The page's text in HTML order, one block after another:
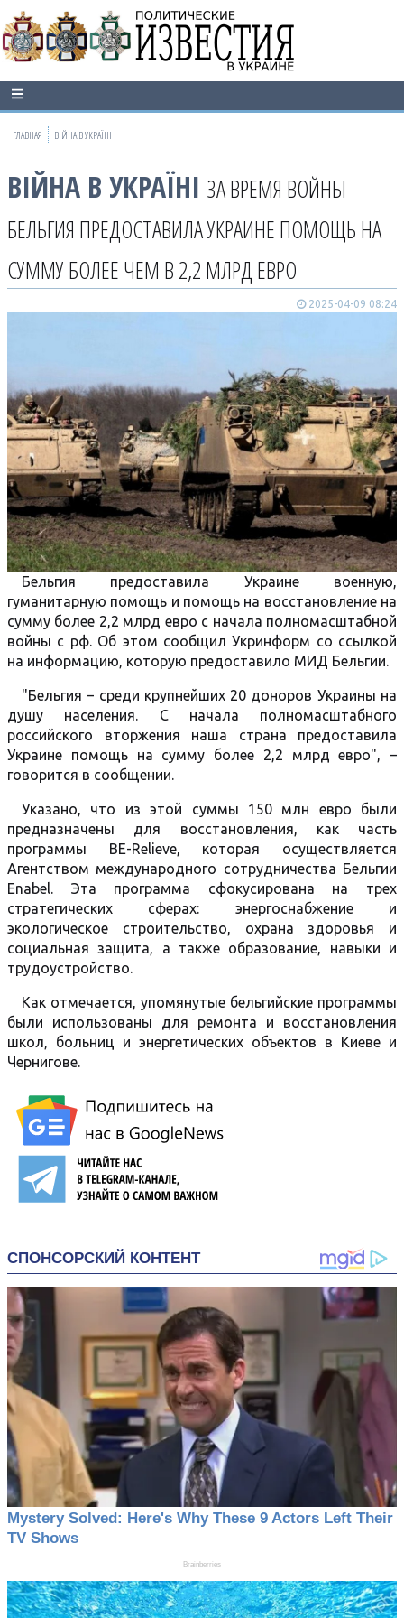
ГЛАВНАЯ ВІЙНА В УКРАЇНІ
ВІЙНА В УКРАЇНІ ЗА ВРЕМЯ ВОЙНЫ
БЕЛЬГИЯ ПРЕДОСТАВИЛА УКРАИНЕ ПОМОЩЬ НА
СУММУ БОЛЕЕ ЧЕМ В 2,2 МЛРД ЕВРО
2025-04-09 08:24
Бельгия предоставила Украине военную,
гуманитарную помощь и помощь на восстановление на
сумму более 2,2 млрд евро с начала полномасштабной
войны с рф. Об этом сообщил Укринформ со ссылкой
на информацию, которую предоставило МИД Бельгии.
"Бельгия – среди крупнейших 20 доноров Украины на
душу населения. С начала полномасштабного
российского вторжения наша страна предоставила
Украине помощь на сумму более 2,2 млрд евро", –
говорится в сообщении.
Указано, что из этой суммы 150 млн евро были
предназначены для восстановления, как часть
программы BE-Relieve, которая осуществляется
Агентством международного сотрудничества Бельгии
Enabel. Эта программа сфокусирована на трех
стратегических сферах: энергоснабжение и
экологическое строительство, охрана здоровья и
социальная защита, а также образование, навыки и
трудоустройство.
Как отмечается, упомянутые бельгийские программы
были использованы для ремонта и восстановления
школ, больниц и энергетических объектов в Киеве и
Чернигове.